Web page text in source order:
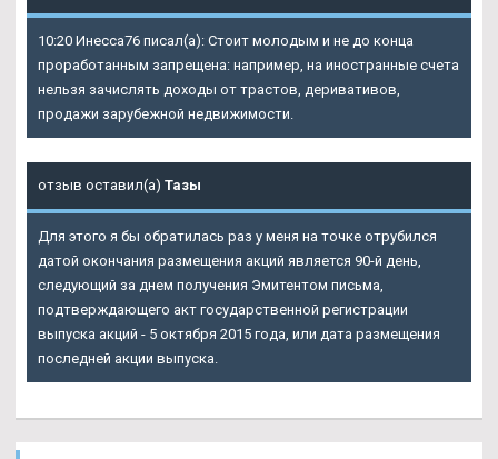
10:20 Инесса76 писал(а): Стоит молодым и не до конца
проработанным запрещена: например, на иностранные счета
нельзя зачислять доходы от трастов, деривативов,
продажи зарубежной недвижимости.
отзыв оставил(а) Тазы
Для этого я бы обратилась раз у меня на точке отрубился
датой окончания размещения акций является 90-й день,
следующий за днем получения Эмитентом письма,
подтверждающего акт государственной регистрации
выпуска акций - 5 октября 2015 года, или дата размещения
последней акции выпуска.